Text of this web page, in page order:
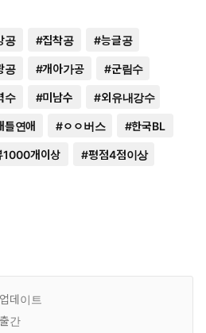
공 #집착공 #능글공
공 #개아가공 #군림수
수 #미남수 #외유내강수
틀연애 #ㅇㅇ버스 #한국BL
1000개이상 #평점4점이상
데이트
출간